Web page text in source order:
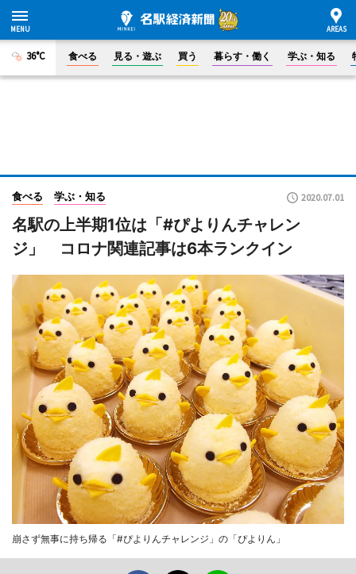
36°C 食べる 見る・遊ぶ 買う 暮らす・働く 学ぶ・知る
食べる 学ぶ・知る 2020.07.01
名駅の上半期1位は「#ぴよりんチャレン
ジ」 コロナ関連記事は6本ランクイン
崩さず無事に持ち帰る「#ぴよりんチャレンジ」の「ぴよりん」